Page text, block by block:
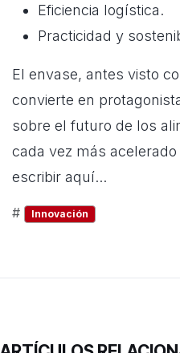
Eficiencia logística.
Practicidad y
El envase, antes visto
convierte en
sobre el futuro de los
cada vez más
escribir aquí...
# Innovación